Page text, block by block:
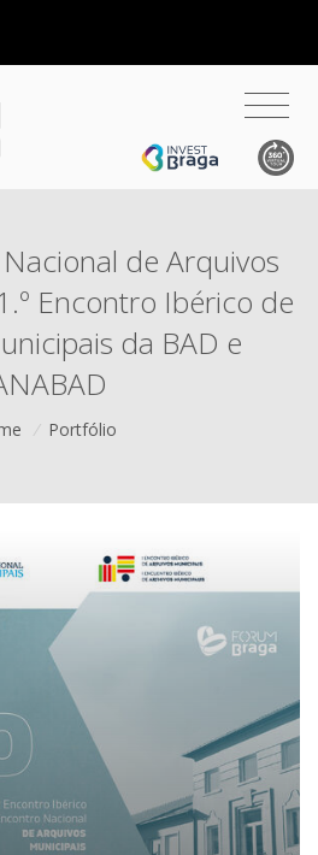
de Arquivos
Encontro Ibérico de
da BAD e
/ Portfólio